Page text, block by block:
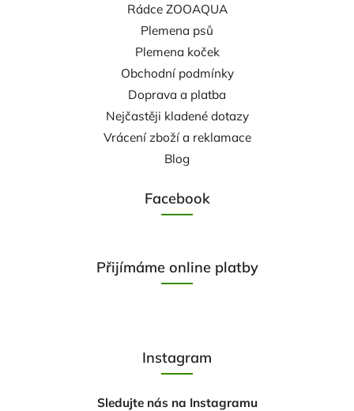
Rádce ZOOAQUA
Plemena psů
Plemena koček
Obchodní podmínky
Doprava a platba
Nejčastěji kladené dotazy
Vrácení zboží a reklamace
Blog
Facebook
Přijímáme online platby
Instagram
Sledujte nás na Instagramu